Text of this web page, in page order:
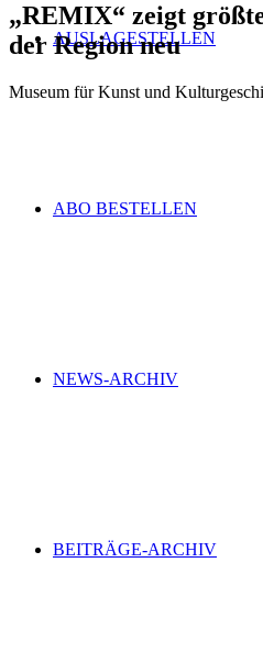
AUSLAGESTELLEN
ABO BESTELLEN
NEWS-ARCHIV
BEITRÄGE-ARCHIV
„REMIX“ zeigt
der Region neu
Museum für Kunst und